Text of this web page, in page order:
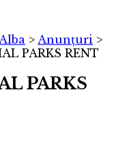
> Anunțuri >
PARKS RENT
PARKS